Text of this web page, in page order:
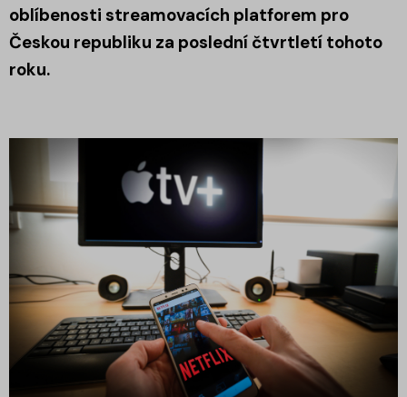
oblíbenosti streamovacích platforem pro
Českou republiku za poslední čtvrtletí tohoto
roku.